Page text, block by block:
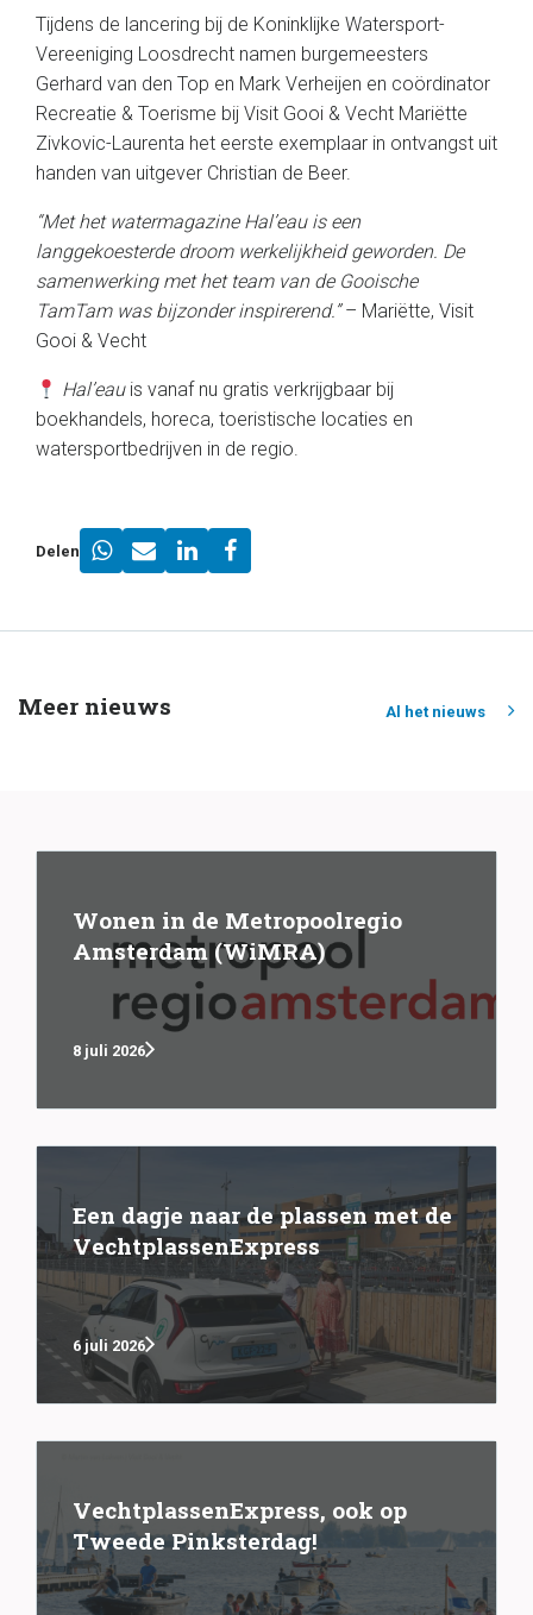
Tijdens de lancering bij de Koninklijke Watersport-
Vereeniging Loosdrecht namen burgemeesters
Gerhard van den Top en Mark Verheijen en coördinator
Recreatie & Toerisme bij Visit Gooi & Vecht Mariëtte
Zivkovic-Laurenta het eerste exemplaar in ontvangst uit
handen van uitgever Christian de Beer.
“Met het watermagazine Hal’eau is een
langgekoesterde droom werkelijkheid geworden. De
samenwerking met het team van de Gooische
TamTam was bijzonder inspirerend.”– Mariëtte, Visit
Gooi & Vecht
Hal’eauis vanaf nu gratis verkrijgbaar bij
boekhandels, horeca, toeristische locaties en
watersportbedrijven in de regio.
Delen
Meer nieuws Al het nieuws
Wonen in de Metropoolregio
Amsterdam (WiMRA)
8 juli 2026
Een dagje naar de plassen met de
VechtplassenExpress
6 juli 2026
VechtplassenExpress, ook op
Tweede Pinksterdag!